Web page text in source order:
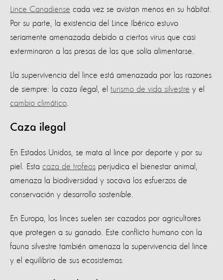
Lince Canadiense cada vez se avistan menos en su hábitat.
Por su parte, la existencia del Lince Ibérico estuvo
seriamente amenazada debido a ciertos virus que casi
exterminaron a las presas de las que solía alimentarse.
Lla supervivencia del lince está amenazada por las razones
de siempre: la caza ilegal, el turismo de vida silvestre y el
cambio climático.
Caza ilegal
En Estados Unidos, se mata al lince por deporte y por su
piel. Esta caza de trofeos perjudica el bienestar animal,
amenaza la biodiversidad y socava los esfuerzos de
conservación y desarrollo sostenible.
En Europa, los linces suelen ser cazados por agricultores
que protegen a su ganado. Este conflicto humano con la
fauna silvestre también amenaza la supervivencia del lince
y el equilibrio de sus ecosistemas.